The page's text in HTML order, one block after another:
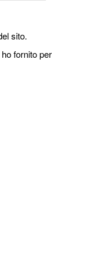
sito.
fornito per